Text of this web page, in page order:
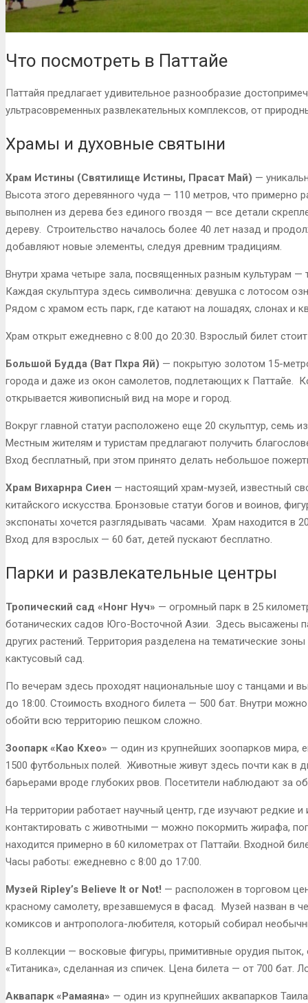
Что посмотреть в Паттайе
Паттайя предлагает удивительное разнообразие
ультрасовременных развлекательных комплексов, от
Храмы и духовные святыни
Храм Истины (Святилище Истины, Прасат Май) —
Высота этого деревянного чуда — 110 метров, что
выполнен из дерева без единого гвоздя — все детали
дереву. Строительство началось более 40 лет назад и
добавляют новые элементы, следуя древним традициям.
Внутри храма четыре зала, посвященных разным культурам
Каждая скульптура здесь символична: девушка с лотосом
Рядом с храмом есть парк, где катают на лошадях, слонах и
Храм открыт ежедневно с 8:00 до 20:30. Взрослый билет
Большой Будда (Ват Пхра Яй) — покрытую золотом 15-
города и даже из окон самолетов, подлетающих к Паттайе.
открывается живописный вид на море и город.
Вокруг главной статуи расположено еще 20 скульптур,
Местным жителям и туристам предлагают получить
Вход бесплатный, при этом принято делать небольшое
Храм Вихарнра Сиен — настоящий храм-музей, известный
китайского искусства. Бронзовые статуи богов и воинов,
экспонаты хочется разглядывать часами. Храм находится в
Вход для взрослых — 60 бат, детей пускают бесплатно.
Парки и развлекательные центры
Тропический сад «Нонг Нуч» — огромный парк в 25
ботанических садов Юго-Восточной Азии. Здесь высажены
других растений. Территория разделена на тематические
кактусовый сад.
По вечерам здесь проходят национальные шоу с танцами и
до 18:00. Стоимость входного билета — 500 бат. Внутри
обойти всю территорию пешком сложно.
Зоопарк «Као Кхео» — один из крупнейших зоопарков мира,
1500 футбольных полей. Животные живут здесь почти как в
барьерами вроде глубоких рвов. Посетители наблюдают за
На территории работает научный центр, где изучают
контактировать с животными — можно покормить жирафа,
находится примерно в 60 километрах от Паттайи. Входной
Часы работы: ежедневно с 8:00 до 17:00.
Музей Ripley’s Believe It or Not! — расположен в торговом
красному самолету, врезавшемуся в фасад. Музей назван в
комиксов и антрополога-любителя, который собирал
В коллекции — восковые фигуры, примитивные орудия
«Титаника», сделанная из спичек. Цена билета — от 700 бат.
Аквапарк «Рамаяна» — один из крупнейших аквапарков